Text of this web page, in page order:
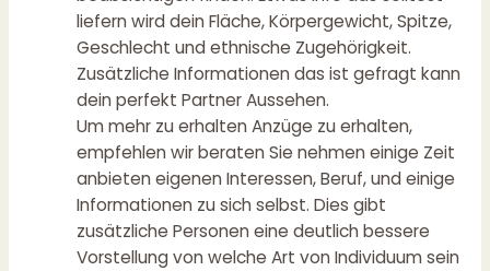
liefern wird dein Fläche, Körpergewicht, Spitze,
Geschlecht und ethnische Zugehörigkeit.
Zusätzliche Informationen das ist gefragt kann
dein perfekt Partner Aussehen.
Um mehr zu erhalten Anzüge zu erhalten,
empfehlen wir beraten Sie nehmen einige Zeit
anbieten eigenen Interessen, Beruf, und einige
Informationen zu sich selbst. Dies gibt
zusätzliche Personen eine deutlich bessere
Vorstellung von welche Art von Individuum sein